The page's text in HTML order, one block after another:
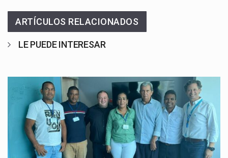
ARTÍCULOS RELACIONADOS
LE PUEDE INTERESAR